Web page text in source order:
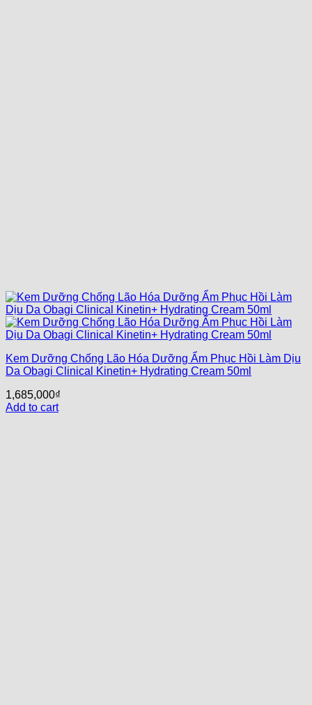
Kem Dưỡng Chống Lão Hóa Dưỡng Ẩm Phục Hồi Làm Dịu
Da Obagi Clinical Kinetin+ Hydrating Cream 50ml
1,685,000₫
Add to cart